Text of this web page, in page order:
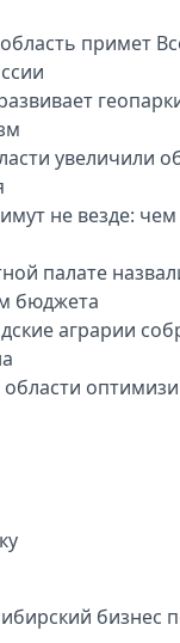
примет
увеличили
не везде: чем
палате
бюджета
аграрии
области
бизнес